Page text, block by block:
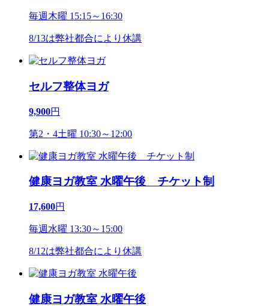
毎週木曜 15:15～16:30
8/13は弊社都合により休講
セルフ整体ヨガ
9,900円
第2・4土曜 10:30～12:00
健康ヨガ教室 水曜午後 チケット制
17,600円
毎週水曜 13:30～15:00
8/12は弊社都合により休講
健康ヨガ教室 水曜午後